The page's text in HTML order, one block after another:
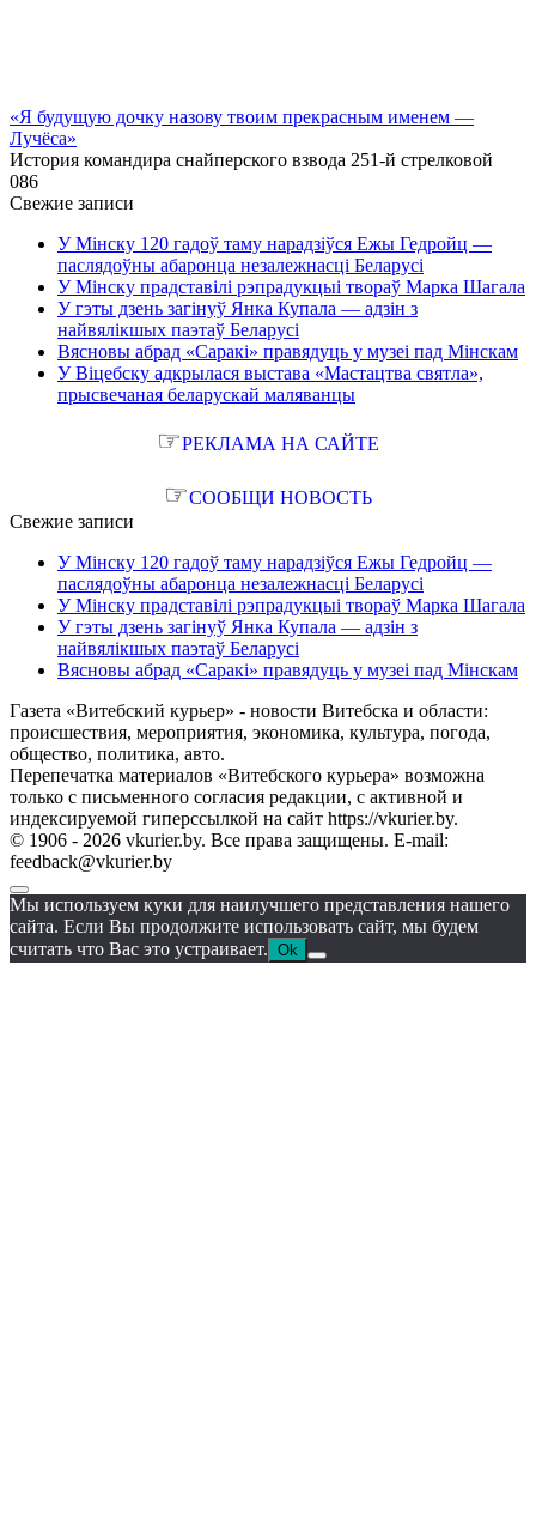
«Я будущую дочку назову твоим прекрасным именем —
Лучёса»
История командира снайперского взвода 251-й стрелковой
086
Свежие записи
У Мінску 120 гадоў таму нарадзіўся Ежы Гедройц —
паслядоўны абаронца незалежнасці Беларусі
У Мінску прадставілі рэпрадукцыі твораў Марка Шагала
У гэты дзень загінуў Янка Купала — адзін з
найвялікшых паэтаў Беларусі
Вясновы абрад «Саракі» правядуць у музеі пад Мінскам
У Віцебску адкрылася выстава «Мастацтва святла»,
прысвечаная беларускай маляванцы
☞РЕКЛАМА НА САЙТЕ
☞СООБЩИ НОВОСТЬ
Свежие записи
У Мінску 120 гадоў таму нарадзіўся Ежы Гедройц —
паслядоўны абаронца незалежнасці Беларусі
У Мінску прадставілі рэпрадукцыі твораў Марка Шагала
У гэты дзень загінуў Янка Купала — адзін з
найвялікшых паэтаў Беларусі
Вясновы абрад «Саракі» правядуць у музеі пад Мінскам
Газета «Витебский курьер» - новости Витебска и области:
происшествия, мероприятия, экономика, культура, погода,
общество, политика, авто.
Перепечатка материалов «Витебского курьера» возможна
только с письменного согласия редакции, с активной и
индексируемой гиперссылкой на сайт https://vkurier.by.
© 1906 - 2026 vkurier.by. Все права защищены. E-mail:
feedback@vkurier.by
Мы используем куки для наилучшего представления нашего
сайта. Если Вы продолжите использовать сайт, мы будем
считать что Вас это устраивает. Ok